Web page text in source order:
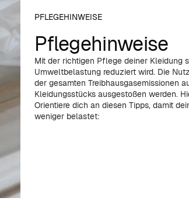
PFLEGEHINWEISE
Pflegehinweise
Mit der richtigen Pflege deiner Kleidung
Umweltbelastung reduziert wird. Die
der gesamten Treibhausgasemissionen
Kleidungsstücks ausgestoßen werden.
Orientiere dich an diesen Tipps, damit
weniger belastet: